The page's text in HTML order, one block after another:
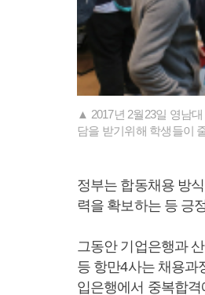
▲ 2017년 2월23일 영남
담을 받기위해 학생들이
정부는 합동채용 방
력을 확보하는 등 긍
그동안 기업은행과
등 항만4사는 채용과
입은행에서 중복합